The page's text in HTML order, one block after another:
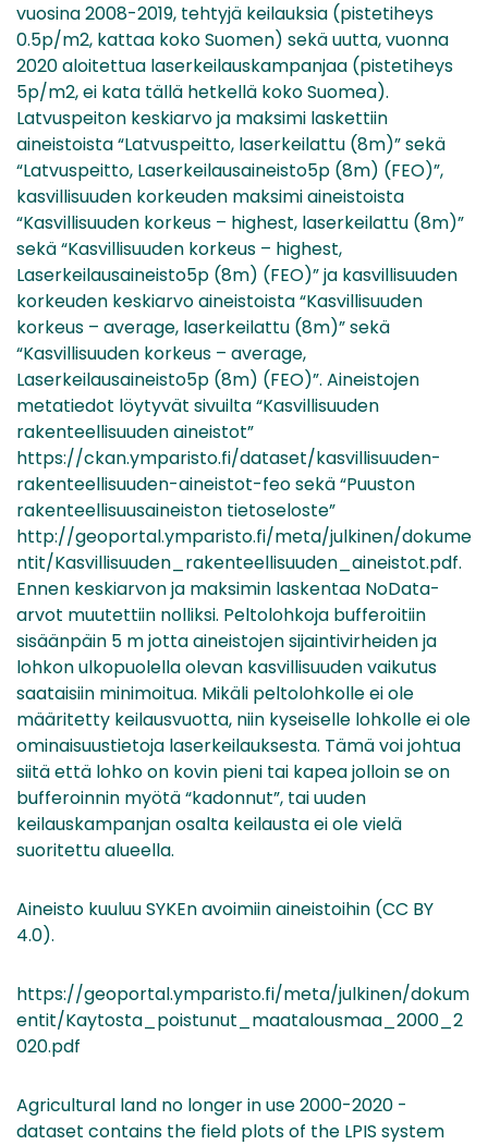
vuosina 2008-2019, tehtyjä keilauksia (pistetiheys
0.5p/m2, kattaa koko Suomen) sekä uutta, vuonna
2020 aloitettua laserkeilauskampanjaa (pistetiheys
5p/m2, ei kata tällä hetkellä koko Suomea).
Latvuspeiton keskiarvo ja maksimi laskettiin
aineistoista “Latvuspeitto, laserkeilattu (8m)” sekä
“Latvuspeitto, Laserkeilausaineisto5p (8m) (FEO)”,
kasvillisuuden korkeuden maksimi aineistoista
“Kasvillisuuden korkeus – highest, laserkeilattu (8m)”
sekä “Kasvillisuuden korkeus – highest,
Laserkeilausaineisto5p (8m) (FEO)” ja kasvillisuuden
korkeuden keskiarvo aineistoista “Kasvillisuuden
korkeus – average, laserkeilattu (8m)” sekä
“Kasvillisuuden korkeus – average,
Laserkeilausaineisto5p (8m) (FEO)”. Aineistojen
metatiedot löytyvät sivuilta “Kasvillisuuden
rakenteellisuuden aineistot”
https://ckan.ymparisto.fi/dataset/kasvillisuuden-
rakenteellisuuden-aineistot-feo sekä “Puuston
rakenteellisuusaineiston tietoseloste”
http://geoportal.ymparisto.fi/meta/julkinen/dokume
ntit/Kasvillisuuden_rakenteellisuuden_aineistot.pdf.
Ennen keskiarvon ja maksimin laskentaa NoData-
arvot muutettiin nolliksi. Peltolohkoja bufferoitiin
sisäänpäin 5 m jotta aineistojen sijaintivirheiden ja
lohkon ulkopuolella olevan kasvillisuuden vaikutus
saataisiin minimoitua. Mikäli peltolohkolle ei ole
määritetty keilausvuotta, niin kyseiselle lohkolle ei ole
ominaisuustietoja laserkeilauksesta. Tämä voi johtua
siitä että lohko on kovin pieni tai kapea jolloin se on
bufferoinnin myötä “kadonnut”, tai uuden
keilauskampanjan osalta keilausta ei ole vielä
suoritettu alueella.
Aineisto kuuluu SYKEn avoimiin aineistoihin (CC BY
4.0).
https://geoportal.ymparisto.fi/meta/julkinen/dokum
entit/Kaytosta_poistunut_maatalousmaa_2000_2
020.pdf
Agricultural land no longer in use 2000-2020 -
dataset contains the field plots of the LPIS system